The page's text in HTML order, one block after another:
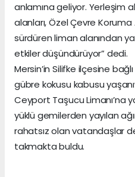
anlamına geliyor. Yerleşim
alanları, Özel Çevre
sürdüren liman alanından
etkiler düşündürüyor” dedi.
Mersin’in Silifke ilçesine
gübre kokusu kabusu
Ceyport Taşucu Limanı’na
yüklü gemilerden yayılan
rahatsız olan vatandaşlar
takmakta buldu.